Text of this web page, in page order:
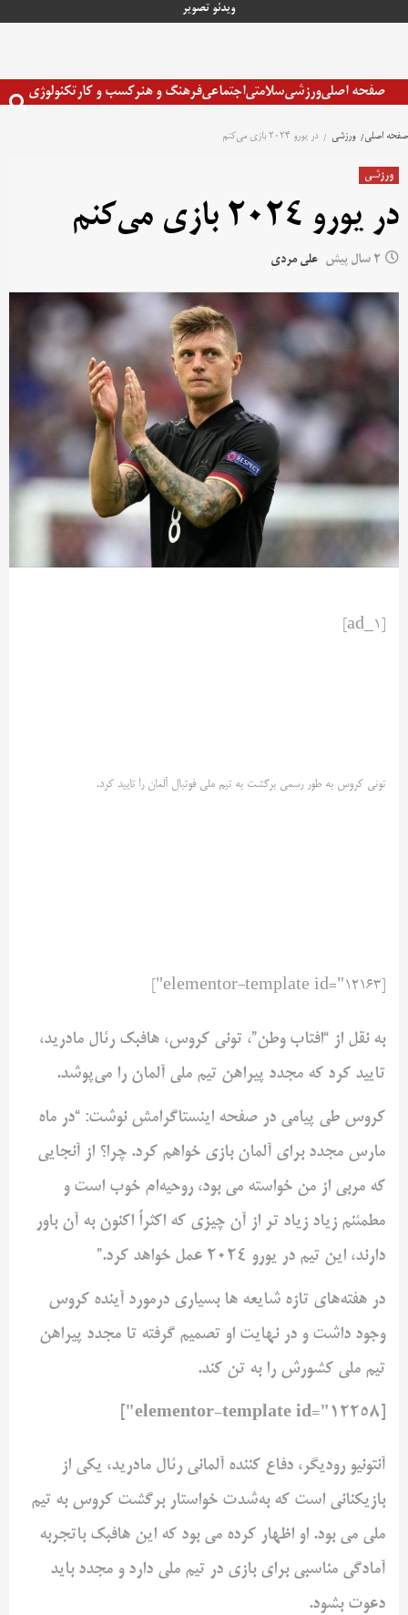
ویدئو تصویر
صفحه اصلیورزشیسلامتیاجتماعیفرهنگ و هنرکسب و کارتکنولوژی
صفحه اصلی ورزشی در یورو 2024 بازی می‌کنم
ورزشی
در یورو 2024 بازی می‌کنم
2 سال پیش علی مردی
تونی کروس به طور رسمی برگشت به تیم ملی فوتبال آلمان را تایید کرد.
به نقل از “افتاب وطن”، تونی کروس، هافبک رئال مادرید،
تایید کرد که مجدد پیراهن تیم ملی آلمان را می‌پوشد.
کروس طی پیامی در صفحه اینستاگرامش نوشت: “در ماه
مارس مجدد برای آلمان بازی خواهم کرد. چرا؟ از آنجایی
که مربی از من خواسته می بود، روحیه‌ام خوب است و
مطمئنم زیاد زیاد تر از آن چیزی که اکثراً اکنون به آن باور
دارند، این تیم در یورو 2024 عمل خواهد کرد.”
در هفته‌های تازه شایعه ها بسیاری درمورد آینده کروس
وجود داشت و در نهایت او تصمیم گرفته تا مجدد پیراهن
تیم ملی کشورش را به تن کند.
آنتونیو رودیگر، دفاع کننده آلمانی رئال مادرید، یکی از
بازیکنانی است که به‌شدت خواستار برگشت کروس به تیم
ملی می بود. او اظهار کرده می بود که این هافبک باتجربه
آمادگی مناسبی برای بازی در تیم ملی دارد و مجدد باید
دعوت بشود.